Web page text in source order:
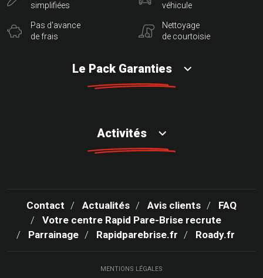
simplifiées
Pas d'avance
de frais
véhicule
Nettoyage
de courtoisie
Le Pack Garanties
Activités
Contact Actualités Avis clients
FAQ
Votre centre Rapid Pare-Brise recrute
Parrainage
Rapidparebrise.fr Roady.fr
MENTIONS LÉGALES